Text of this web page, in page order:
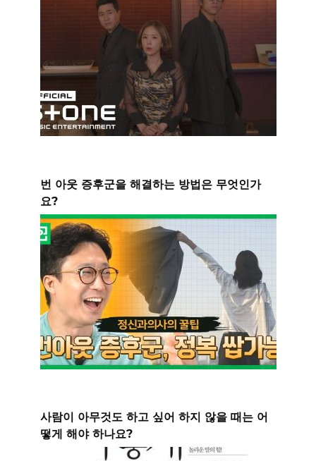
번 아웃 증후군을 해결하는 방법은 무엇인가
요?
사람이 아무것도 하고 싶어 하지 않을 때는 어
떻게 해야 하나요?